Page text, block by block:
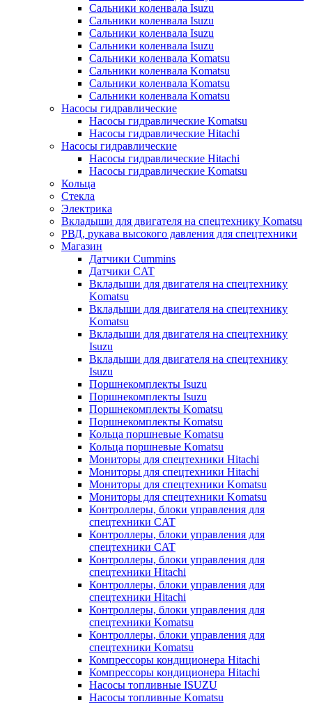
Сальники коленвала Isuzu
Сальники коленвала Isuzu
Сальники коленвала Isuzu
Сальники коленвала Isuzu
Сальники коленвала Komatsu
Сальники коленвала Komatsu
Сальники коленвала Komatsu
Сальники коленвала Komatsu
Насосы гидравлические
Насосы гидравлические Komatsu
Насосы гидравлические Hitachi
Насосы гидравлические
Насосы гидравлические Hitachi
Насосы гидравлические Komatsu
Кольца
Стекла
Электрика
Вкладыши для двигателя на спецтехнику Komatsu
РВД, рукава высокого давления для спецтехники
Магазин
Датчики Cummins
Датчики CAT
Вкладыши для двигателя на спецтехнику
Komatsu
Вкладыши для двигателя на спецтехнику
Komatsu
Вкладыши для двигателя на спецтехнику
Isuzu
Вкладыши для двигателя на спецтехнику
Isuzu
Поршнекомплекты Isuzu
Поршнекомплекты Isuzu
Поршнекомплекты Komatsu
Поршнекомплекты Komatsu
Кольца поршневые Komatsu
Кольца поршневые Komatsu
Мониторы для спецтехники Hitachi
Мониторы для спецтехники Hitachi
Мониторы для спецтехники Komatsu
Мониторы для спецтехники Komatsu
Контроллеры, блоки управления для
спецтехники CAT
Контроллеры, блоки управления для
спецтехники CAT
Контроллеры, блоки управления для
спецтехники Hitachi
Контроллеры, блоки управления для
спецтехники Hitachi
Контроллеры, блоки управления для
спецтехники Komatsu
Контроллеры, блоки управления для
спецтехники Komatsu
Компрессоры кондиционера Hitachi
Компрессоры кондиционера Hitachi
Насосы топливные ISUZU
Насосы топливные Komatsu